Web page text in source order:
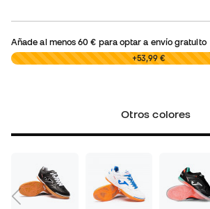
Añade al menos60 € para optar a envío gratuito
0,00 € +53,99 €
Otros colores